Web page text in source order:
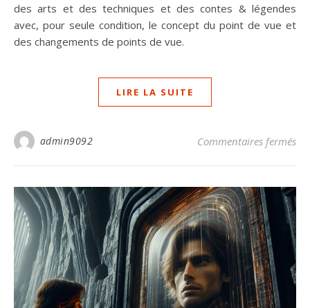
des arts et des techniques et des contes & légendes
avec, pour seule condition, le concept du point de vue et
des changements de points de vue.
LIRE LA SUITE
admin9092 Commentaires fermés